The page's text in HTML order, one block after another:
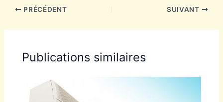
PRÉCÉDENT SUIVANT
Publications similaires